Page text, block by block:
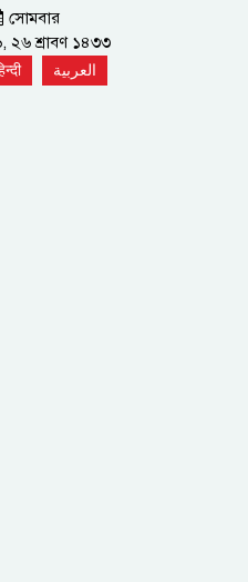
সোমবার
শ্রাবণ ১৪৩৩
العربية